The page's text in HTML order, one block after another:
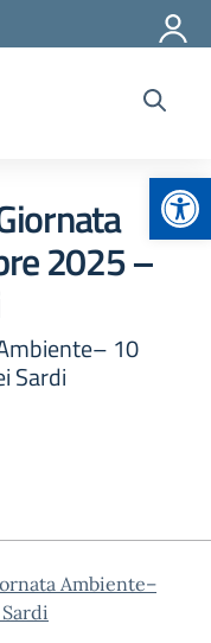
2025 –
10
Sardi
Ambiente–